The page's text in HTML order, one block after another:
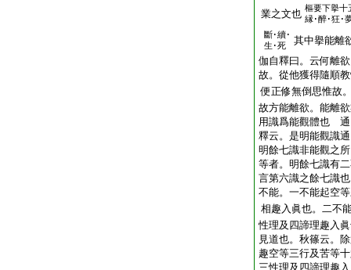
業之文也 樞要下擧十
縁･醉･狂･
斷･續･
生･死
其中擧能離
伽自釋曰。云何離
故。從他獲得隨順
便正修無倒思惟故
故方能離欲。能離
用識爲能觀體也 通
釋云。是明能觀識
明餘七識非能觀之
等者。明餘七識有
言第六識之餘七識
不能。一不能起空
相趣入眞也。二不
性理及四諦理趣入
見道也。秋篠云。
趣空等三行及苦等
三性理及四諦理趣